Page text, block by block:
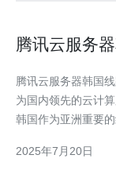
腾讯云服务
腾讯云服务器韩国线路
为国内领先的云计
韩国作为亚洲重要
速的云计算服务。 腾讯云服务器提供强大的稳定性保障，采用了
2025年7月20日